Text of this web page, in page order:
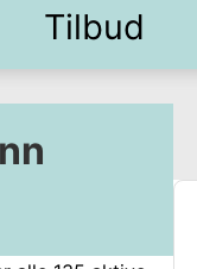
Tilbud
Prisjakt
Fastpris strøm